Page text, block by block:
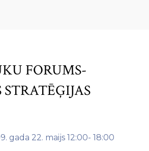
FORUMS-
gada 22. maijs 12:00- 18:00